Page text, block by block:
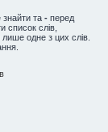
знайти та - перед
список слів,
одне з цих слів.